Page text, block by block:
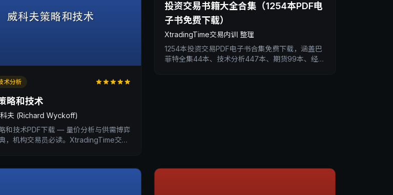
术分析
略和技术
科夫 (Richard Wyckoff)
和技术PDF下载 — 量价分析与供需博弈
，机构交易员必读。XtradingTime交易
投资交易书籍大全合集（1254本PDF电
子书免费下载）
XtradingTime交易内训 整理
1254本投资交易PDF电子书合集免费下载，涵盖巴
菲特全集44本、技术分析447本、期货99本、经典